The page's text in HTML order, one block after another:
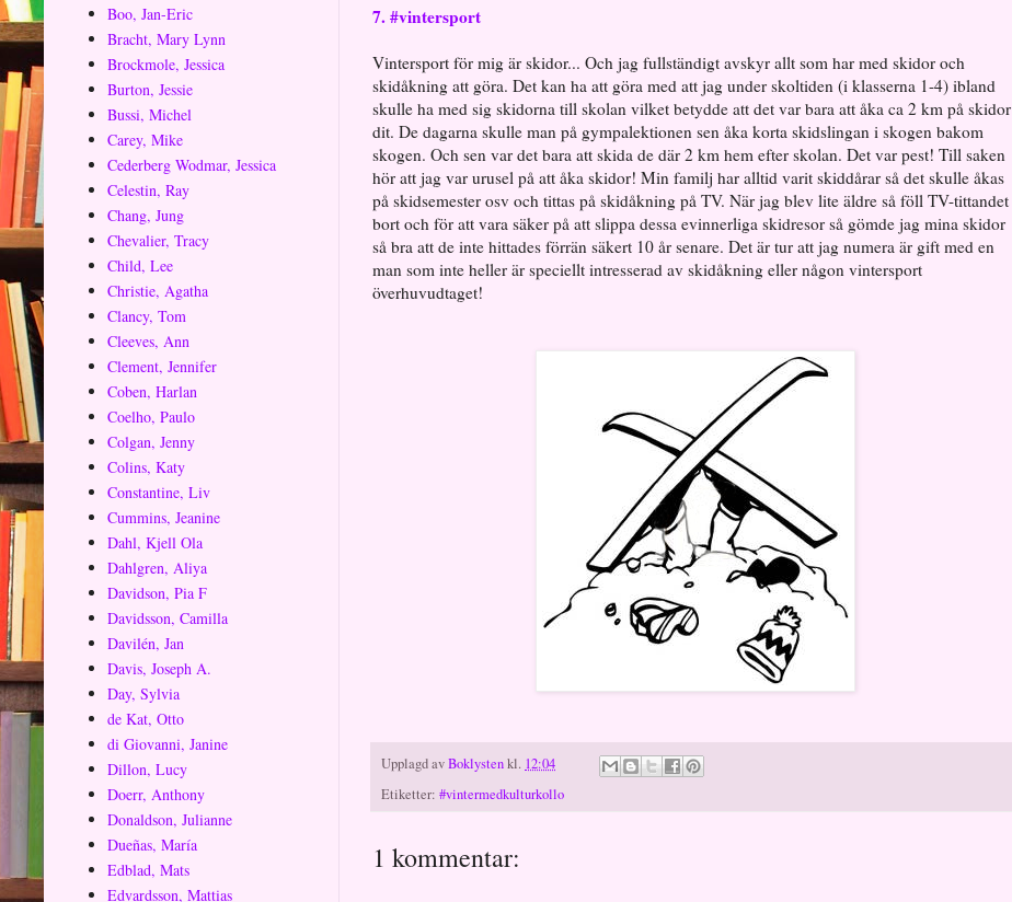
7. #vintersport
Vintersport för mig är skidor... Och jag fullständigt avskyr allt som har med skidor och
skidåkning att göra. Det kan ha att göra med att jag under skoltiden (i klasserna 1-4) ibland
skulle ha med sig skidorna till skolan vilket betydde att det var bara att åka ca 2 km på skidor
dit. De dagarna skulle man på gympalektionen sen åka korta skidslingan i skogen bakom
skogen. Och sen var det bara att skida de där 2 km hem efter skolan. Det var pest! Till saken
hör att jag var urusel på att åka skidor! Min familj har alltid varit skiddårar så det skulle åkas
på skidsemester osv och tittas på skidåkning på TV. När jag blev lite äldre så föll TV-tittandet
bort och för att vara säker på att slippa dessa evinnerliga skidresor så gömde jag mina skidor
så bra att de inte hittades förrän säkert 10 år senare. Det är tur att jag numera är gift med en
man som inte heller är speciellt intresserad av skidåkning eller någon vintersport
överhuvudtaget!
Upplagd avBoklystenkl. 12:04
Etiketter: #vintermedkulturkollo
1 kommentar:
Boo, Jan-Eric
Bracht, Mary Lynn
Brockmole, Jessica
Burton, Jessie
Bussi, Michel
Carey, Mike
Cederberg Wodmar, Jessica
Celestin, Ray
Chang, Jung
Chevalier, Tracy
Child, Lee
Christie, Agatha
Clancy, Tom
Cleeves, Ann
Clement, Jennifer
Coben, Harlan
Coelho, Paulo
Colgan, Jenny
Colins, Katy
Constantine, Liv
Cummins, Jeanine
Dahl, Kjell Ola
Dahlgren, Aliya
Davidson, Pia F
Davidsson, Camilla
Davilén, Jan
Davis, Joseph A.
Day, Sylvia
de Kat, Otto
di Giovanni, Janine
Dillon, Lucy
Doerr, Anthony
Donaldson, Julianne
Dueñas, María
Edblad, Mats
Edvardsson, Mattias